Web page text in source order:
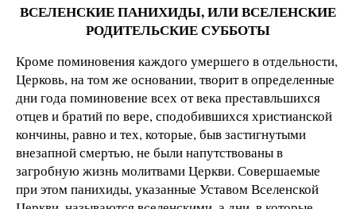
ВСЕЛЕНСКИЕ ПАНИХИДЫ, ИЛИ ВСЕЛЕНСКИЕ
РОДИТЕЛЬСКИЕ СУББОТЫ
Кроме поминовения каждого умершего в отдельности,
Церковь, на том же основании, творит в определенные
дни года поминовение всех от века преставльшихся
отцев и братий по вере, сподобившихся христианской
кончины, равно и тех, которые, быв застигнутыми
внезапной смертью, не были напутствованы в
загробную жизнь молитвами Церкви. Совершаемые
при этом панихиды, указанные Уставом Вселенской